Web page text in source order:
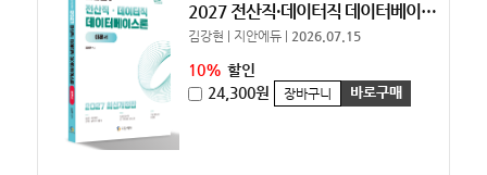
2027 전산직·데이터직 데이터베이스론 이론서 [10%할인]
김강현 | 지안에듀 | 2026.07.15
10% 할인
24,300원
장바구니 바로구매